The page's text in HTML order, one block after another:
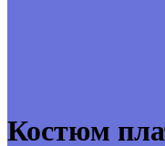
Костюм